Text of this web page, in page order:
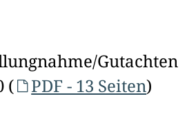
Gutachten
(
PDF - 13 Seiten)